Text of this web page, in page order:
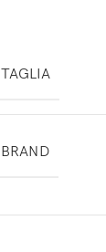
TAGLIA
BRAND